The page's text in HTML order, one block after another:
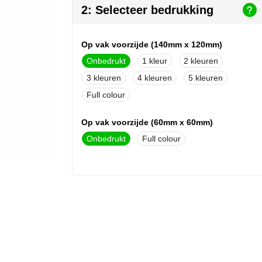
2: Selecteer bedrukking
Op vak voorzijde (140mm x 120mm)
Onbedrukt
1
2
3
4
5
Full colour
Op vak voorzijde (60mm x 60mm)
Onbedrukt
Full colour